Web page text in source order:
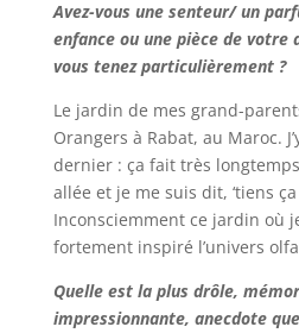
Avez-vous une senteur/ un
enfance ou une pièce de votre
vous tenez particulièrement ?
Le jardin de mes grand-
Orangers à Rabat, au Maroc.
dernier : ça fait très
allée et je me suis dit, ‘tiens
Inconsciemment ce jardin où
fortement inspiré l’univers
Quelle est la plus drôle,
impressionnante, anecdote